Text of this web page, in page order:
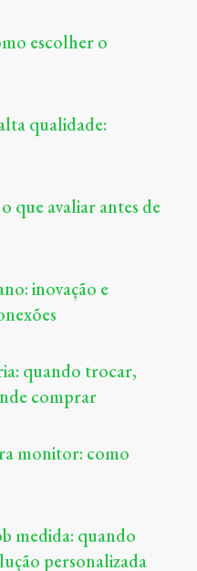
escolher o
qualidade:
que avaliar antes de
inovação e
quando trocar,
comprar
monitor: como
medida: quando
personalizada